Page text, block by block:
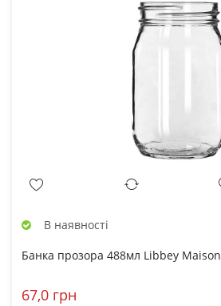
В наявності
Банка прозора 488мл Libbey
67,0 грн